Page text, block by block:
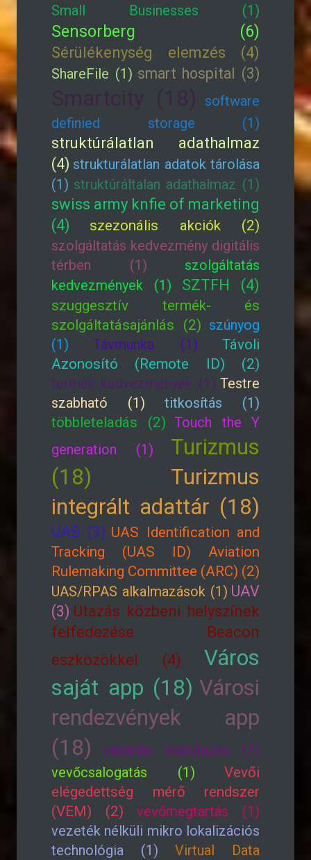
Small Businesses (1)
Sensorberg (6)
Sérülékenység elemzés (4)
ShareFile (1) smart hospital (3)
Smartcity (18)
software
definied storage (1)
struktúrálatlan adathalmaz
(4) strukturálatlan adatok tárolása
(1) struktúráltalan adathalmaz (1)
swiss army knfie of marketing
(4)
szezonális akciók (2)
szolgáltatás kedvezmény digitális
térben (1)
szolgáltatás
kedvezmények (1)
SZTFH (4)
szuggesztív termék- és
szolgáltatásajánlás (2) szúnyog
(1)
Távmunka (1)
Távoli
Azonosító (Remote ID) (2)
termék kedvezmények (1) Testre
szabható (1)
titkosítás (1)
többleteladás (2) Touch the Y
generation (1)
Turizmus
(18)
Turizmus
integrált adattár (18)
UAS (3) UAS Identification and
Tracking (UAS ID) Aviation
Rulemaking Committee (ARC) (2)
UAS/RPAS alkalmazások (1) UAV
(3) Utazás közbeni helyszínek
felfedezése Beacon
eszközökkel (4)
Város
saját app (18) Városi
rendezvények app
(18)
vásárlás ösztönzés (1)
vevőcsalogatás (1)
Vevői
elégedettség mérő rendszer
(VEM) (2)
vevőmegtartás (1)
vezeték nélküli mikro lokalizációs
technológia (1)
Virtual Data